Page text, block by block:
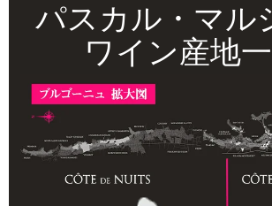
パスカル・マル
ワイン産地